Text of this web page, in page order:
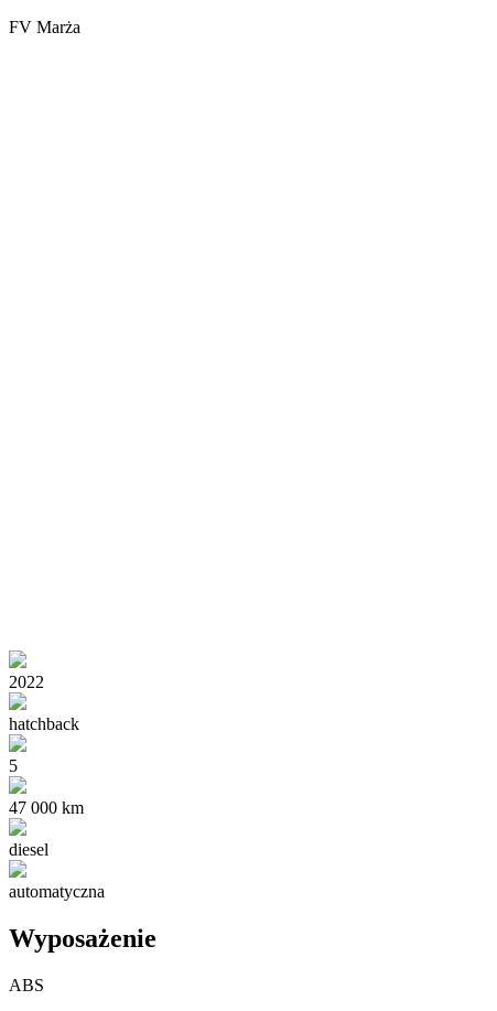
FV Marża
2022
hatchback
5
47 000 km
diesel
automatyczna
Wyposażenie
ABS